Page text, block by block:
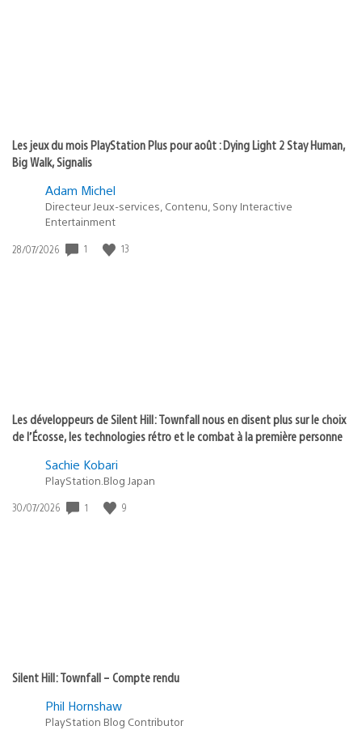
Les jeux du mois PlayStation Plus pour août : Dying Light 2 Stay Human,
Big Walk, Signalis
Adam Michel
Directeur Jeux-services, Contenu, Sony Interactive
Entertainment
Date
28/07/2026 1 13
Les développeurs de Silent Hill: Townfall nous en disent plus sur le choix
de l’Écosse, les technologies rétro et le combat à la première personne
Sachie Kobari
PlayStation.Blog Japan
Date
30/07/2026 1 9
Silent Hill: Townfall – Compte rendu
Phil Hornshaw
PlayStation Blog Contributor